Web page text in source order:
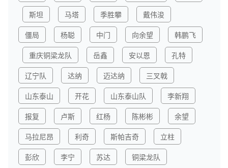
斯坦
马塔 季胜攀
戴伟浚
僵局
杨聪 中门 向余望
韩鹏飞
重庆铜梁龙队
岳鑫 安以恩
孔特
辽宁队
达纳 迈达纳
三叉戟
山东泰山
开花 山东泰山队
李新翔
报复
卢斯 红杨 陈彬彬
余望
马拉尼昂
利奇 斯帕吉奇
立柱
彭欣
李宁 苏达
铜梁龙队